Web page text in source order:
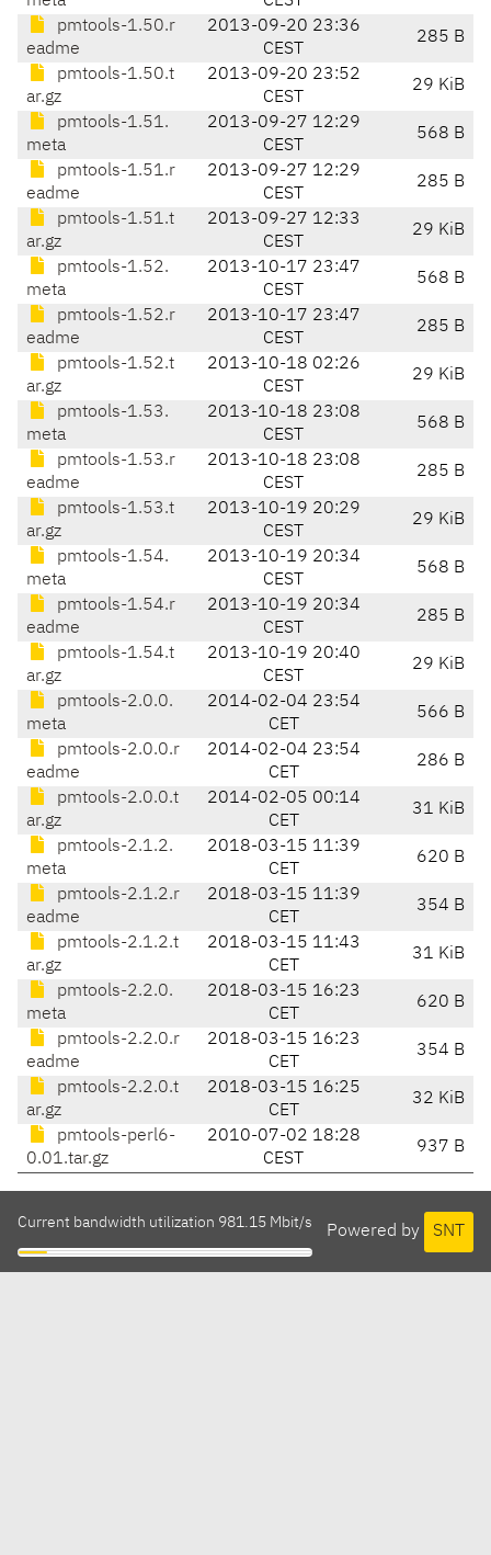
pmtools-1.50.r
eadme
2013-09-20 23:36
CEST
285 B
pmtools-1.50.t
ar.gz
2013-09-20 23:52
CEST
29 KiB
pmtools-1.51.
meta
2013-09-27 12:29
CEST
568 B
pmtools-1.51.r
eadme
2013-09-27 12:29
CEST
285 B
pmtools-1.51.t
ar.gz
2013-09-27 12:33
CEST
29 KiB
pmtools-1.52.
meta
2013-10-17 23:47
CEST
568 B
pmtools-1.52.r
eadme
2013-10-17 23:47
CEST
285 B
pmtools-1.52.t
ar.gz
2013-10-18 02:26
CEST
29 KiB
pmtools-1.53.
meta
2013-10-18 23:08
CEST
568 B
pmtools-1.53.r
eadme
2013-10-18 23:08
CEST
285 B
pmtools-1.53.t
ar.gz
2013-10-19 20:29
CEST
29 KiB
pmtools-1.54.
meta
2013-10-19 20:34
CEST
568 B
pmtools-1.54.r
eadme
2013-10-19 20:34
CEST
285 B
pmtools-1.54.t
ar.gz
2013-10-19 20:40
CEST
29 KiB
pmtools-2.0.0.
meta
2014-02-04 23:54
CET
566 B
pmtools-2.0.0.r
eadme
2014-02-04 23:54
CET
286 B
pmtools-2.0.0.t
ar.gz
2014-02-05 00:14
CET
31 KiB
pmtools-2.1.2.
meta
2018-03-15 11:39
CET
620 B
pmtools-2.1.2.r
eadme
2018-03-15 11:39
CET
354 B
pmtools-2.1.2.t
ar.gz
2018-03-15 11:43
CET
31 KiB
pmtools-2.2.0.
meta
2018-03-15 16:23
CET
620 B
pmtools-2.2.0.r
eadme
2018-03-15 16:23
CET
354 B
pmtools-2.2.0.t
ar.gz
2018-03-15 16:25
CET
32 KiB
pmtools-perl6-
0.01.tar.gz
2010-07-02 18:28
CEST
937 B
Powered by SNT
Current bandwidth utilization 981.15 Mbit/s